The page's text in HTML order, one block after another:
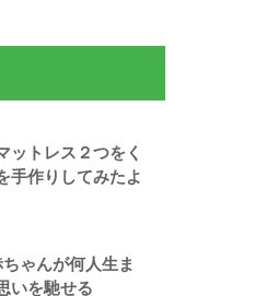
ットレス２つをく
手作りしてみたよ
ゃんが何人生ま
いを馳せる